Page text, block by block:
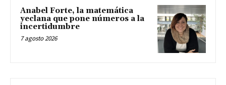
Anabel Forte, la matemática
yeclana que pone números a la
incertidumbre
7 agosto 2026